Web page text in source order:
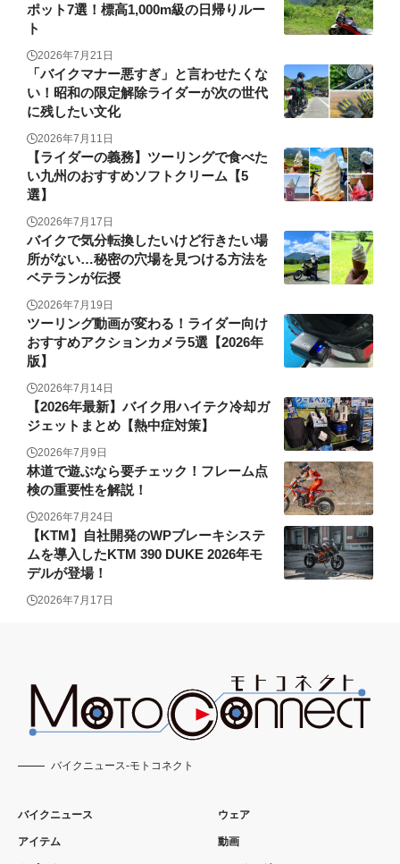
ポット7選！標高1,000m級の日帰りルー
ト
2026年7月21日
「バイクマナー悪すぎ」と言わせたくな
い！昭和の限定解除ライダーが次の世代
に残したい文化
2026年7月11日
【ライダーの義務】ツーリングで食べた
い九州のおすすめソフトクリーム【5
選】
2026年7月17日
バイクで気分転換したいけど行きたい場
所がない…秘密の穴場を見つける方法を
ベテランが伝授
2026年7月19日
ツーリング動画が変わる！ライダー向け
おすすめアクションカメラ5選【2026年
版】
2026年7月14日
【2026年最新】バイク用ハイテク冷却ガ
ジェットまとめ【熱中症対策】
2026年7月9日
林道で遊ぶなら要チェック！フレーム点
検の重要性を解説！
2026年7月24日
【KTM】自社開発のWPブレーキシステ
ムを導入したKTM 390 DUKE 2026年モ
デルが登場！
2026年7月17日
バイクニュース-モトコネクト
バイクニュース
アイテム
ウェア
動画